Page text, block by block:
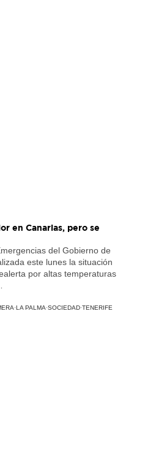
en Canarias, pero se
del Gobierno de
este lunes la situación
por altas temperaturas
·LA PALMA·SOCIEDAD·TENERIFE